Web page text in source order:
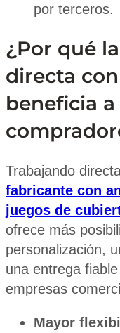
por terceros.
¿Por qué
directa
beneficia a
Trabajando
fabricante con
juegos de
ofrece más
personalización,
una entrega
empresas
Mayor